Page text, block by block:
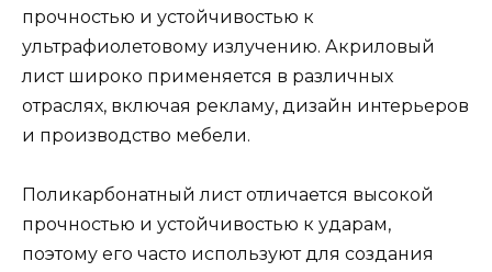
прочностью и устойчивостью к
ультрафиолетовому излучению. Акриловый
лист широко применяется в различных
отраслях, включая рекламу, дизайн интерьеров
и производство мебели.
Поликарбонатный лист отличается высокой
прочностью и устойчивостью к ударам,
поэтому его часто используют для создания